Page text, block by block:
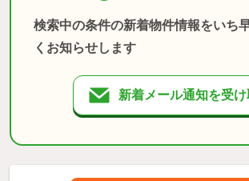
検索中の条件の新着物件情報をいち
くお知らせします
新着メール通知を受け